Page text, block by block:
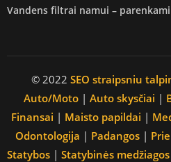
Vandens filtrai namui –
© 2022 SEO straipsniu
Auto/Moto | Auto skysčiai |
Finansai | Maisto papildai |
Odontologija | Padangos |
Statybos | Statybinės medžiagos